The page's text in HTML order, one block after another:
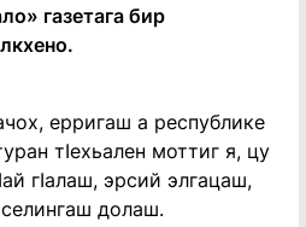
газетага бир
ерригаш а республике
тӏехьален моттиг я, цу
гӏалаш, эрсий элгацаш,
долаш.